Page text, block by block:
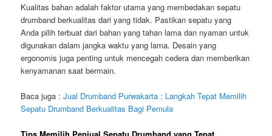
Kualitas bahan adalah faktor utama yang membedakan sepatu
drumband berkualitas dari yang tidak. Pastikan sepatu yang
Anda pilih terbuat dari bahan yang tahan lama dan nyaman untuk
digunakan dalam jangka waktu yang lama. Desain yang
ergonomis juga penting untuk mencegah cedera dan memberikan
kenyamanan saat bermain.
Baca juga :Jual Drumband Purwakarta : Langkah Tepat Memilih
Sepatu Drumband Berkualitas Bagi Pemula